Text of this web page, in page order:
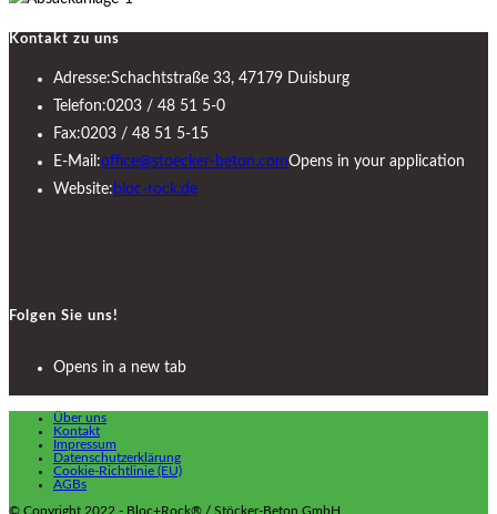
Kontakt zu uns
Adresse:Schachtstraße 33, 47179 Duisburg
Telefon:0203 / 48 51 5-0
Fax:0203 / 48 51 5-15
E-Mail:office@stoecker-beton.comOpens in your application
Website: bloc-rock.de
Folgen Sie uns!
Opens in a new tab
Über uns
Kontakt
Impressum
Datenschutzerklärung
Cookie-Richtlinie (EU)
AGBs
© Copyright 2022 - Bloc+Rock® / Stöcker-Beton GmbH